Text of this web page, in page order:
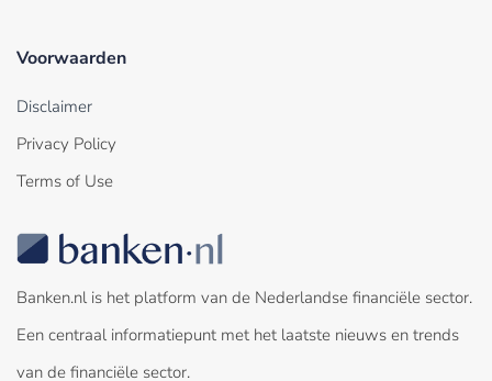
Voorwaarden
Disclaimer
Privacy Policy
Terms of Use
Banken.nl is het platform van de Nederlandse financiële sector.
Een centraal informatiepunt met het laatste nieuws en trends
van de financiële sector.